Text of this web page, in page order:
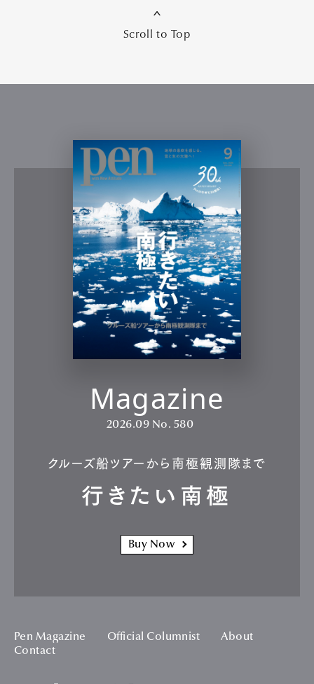
Scroll to Top
Magazine
2026.09 No. 580
クルーズ船ツアーから南極観測隊まで
行きたい南極
Buy Now
Pen Magazine Official Columnist
About
Contact